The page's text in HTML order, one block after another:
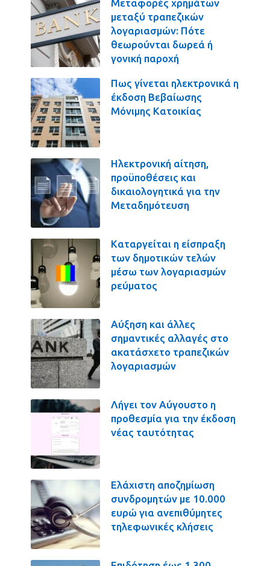
Μεταφορές χρημάτων
μεταξύ τραπεζικών
λογαριασμών: Πότε
θεωρούνται δωρεά ή
γονική παροχή
Πως γίνεται ηλεκτρονικά η
έκδοση Βεβαίωσης
Μόνιμης Κατοικίας
Ηλεκτρονική αίτηση,
προϋποθέσεις και
δικαιολογητικά για την
Μεταδημότευση
Καταργείται η είσπραξη
των δημοτικών τελών
μέσω των λογαριασμών
ρεύματος
Αύξηση και άλλες
σημαντικές αλλαγές στο
ακατάσχετο τραπεζικών
λογαριασμών
Λήγει τον Αύγουστο η
προθεσμία για την έκδοση
νέας ταυτότητας
Ελάχιστη αποζημίωση
συνδρομητών με 10.000
ευρώ για ανεπιθύμητες
τηλεφωνικές κλήσεις